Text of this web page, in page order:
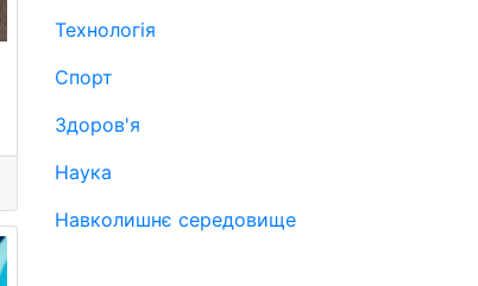
Технологія
Спорт
Здоров'я
Наука
Навколишнє середовище